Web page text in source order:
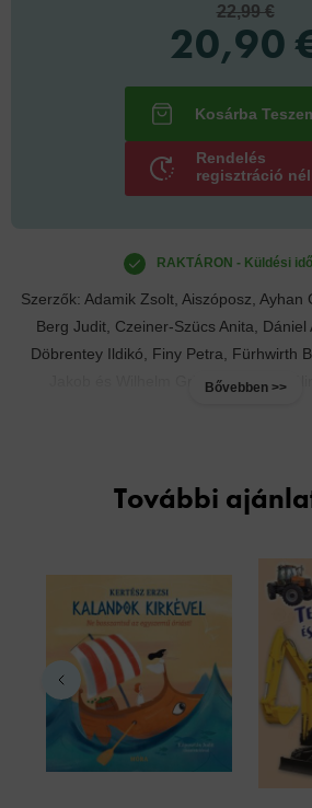
Szerzők: Adamik Zsolt, Aiszóposz, Ayhan
Berg Judit, Czeiner-Szücs Anita, Dániel
Döbrentey Ildikó, Finy Petra, Fürhwirth
Jakob és Wilhelm Grimm, Halász
Bővebben >>
RAKTÁRON - Küldési
22,99 €
20,90
Rendelés
regisztráció
További